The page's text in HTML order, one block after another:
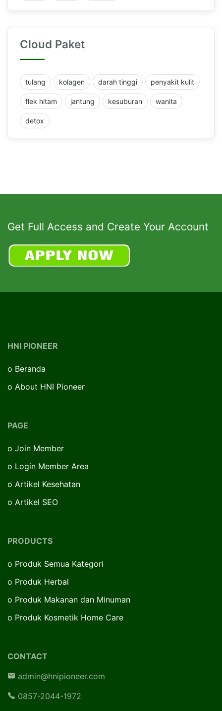
Cloud Paket
tulang kolagen darah tinggi penyakit kulit
flek hitam jantung kesuburan wanita
detox
Get Full Access and Create Your Account
HNI PIONEER
o Beranda
o About HNI Pioneer
PAGE
o Join Member
o Login Member Area
o Artikel Kesehatan
o Artikel SEO
PRODUCTS
o Produk Semua Kategori
o Produk Herbal
o Produk Makanan dan Minuman
o Produk Kosmetik Home Care
CONTACT
admin@hnipioneer.com
0857-2044-1972